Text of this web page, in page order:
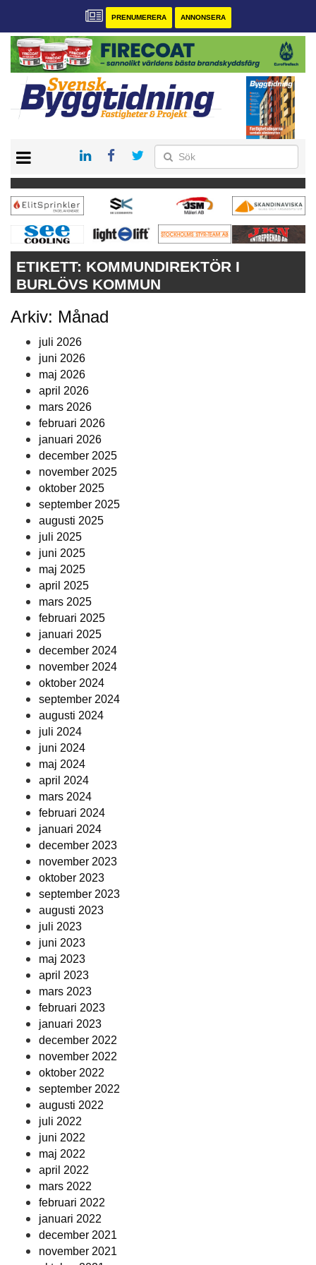
PRENUMERERA ANNONSERA
PRENUMERERA
VÅRA ANDRA MAGASIN
ANNONSERA
KONTAKT
ETIKETT: KOMMUNDIREKTÖR I
BURLÖVS KOMMUN
Arkiv: Månad
juli 2026
juni 2026
maj 2026
april 2026
mars 2026
februari 2026
januari 2026
december 2025
november 2025
oktober 2025
september 2025
augusti 2025
juli 2025
juni 2025
maj 2025
april 2025
mars 2025
februari 2025
januari 2025
december 2024
november 2024
oktober 2024
september 2024
augusti 2024
juli 2024
juni 2024
maj 2024
april 2024
mars 2024
februari 2024
januari 2024
december 2023
november 2023
oktober 2023
september 2023
augusti 2023
juli 2023
juni 2023
maj 2023
april 2023
mars 2023
februari 2023
januari 2023
december 2022
november 2022
oktober 2022
september 2022
augusti 2022
juli 2022
juni 2022
maj 2022
april 2022
mars 2022
februari 2022
januari 2022
december 2021
november 2021